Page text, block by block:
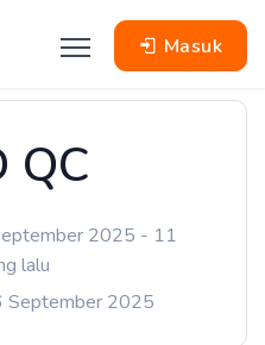
Masuk
QC
2025 - 11
lalu
September 2025